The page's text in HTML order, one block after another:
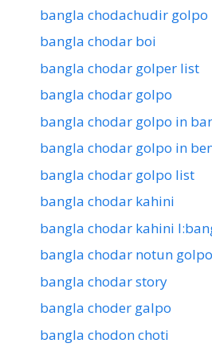
bangla chodachudir golpo
bangla chodar boi
bangla chodar golper list
bangla chodar golpo
bangla chodar golpo in
bangla chodar golpo in
bangla chodar golpo list
bangla chodar kahini
bangla chodar kahini
bangla chodar notun golpo
bangla chodar story
bangla choder galpo
bangla chodon choti